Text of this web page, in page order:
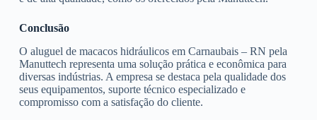
Conclusão
O aluguel de macacos hidráulicos em Carnaubais – RN pela
Manuttech representa uma solução prática e econômica para
diversas indústrias. A empresa se destaca pela qualidade dos
seus equipamentos, suporte técnico especializado e
compromisso com a satisfação do cliente.